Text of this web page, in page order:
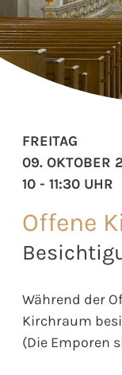
Offene
Während der
Kirchraum
(Die Emporen
FREITAG
09. OKTOBER
10 - 11:30 UHR